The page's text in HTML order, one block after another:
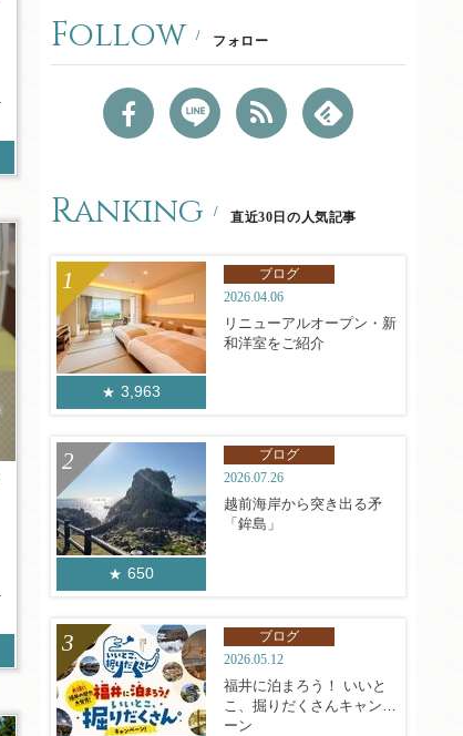
Follow フォロー
Ranking 直近30日の人気記事
3,963
ブログ
2026.04.06
リニューアルオープン・新
和洋室をご紹介
650
ブログ
2026.07.26
越前海岸から突き出る矛
「鉾島」
ブログ
2026.05.12
福井に泊まろう！ いいと
こ、掘りだくさんキャンペ
ーン